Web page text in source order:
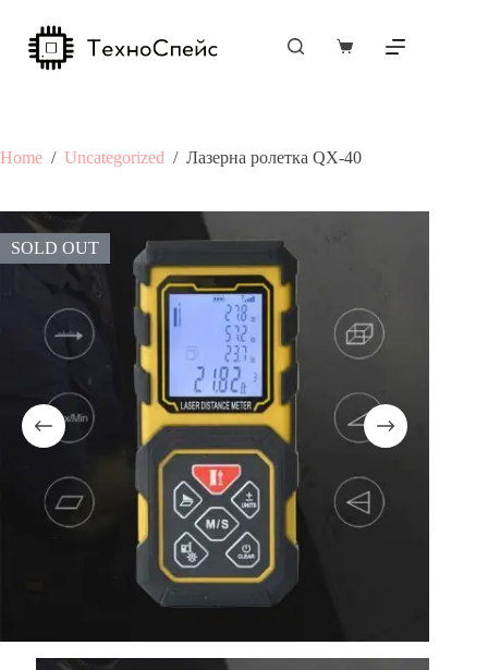
content
Shopping
Home / Uncategorized / Лазерна ролетка QX-40
SOLD OUT